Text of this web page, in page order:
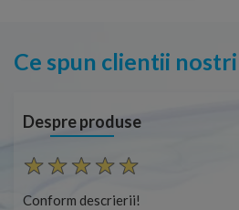
Ce spun clientii nostri
Despre produse
Conform descrierii!